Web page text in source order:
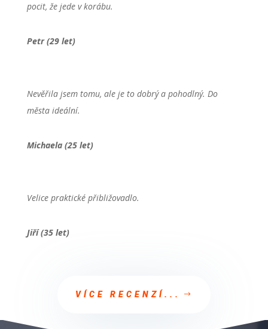
pocit, že jede v korábu.
Petr (29 let)
Nevěřila jsem tomu, ale je to dobrý a pohodlný. Do
města ideální.
Michaela (25 let)
Velice praktické přibližovadlo.
Jiří (35 let)
VÍCE RECENZÍ...